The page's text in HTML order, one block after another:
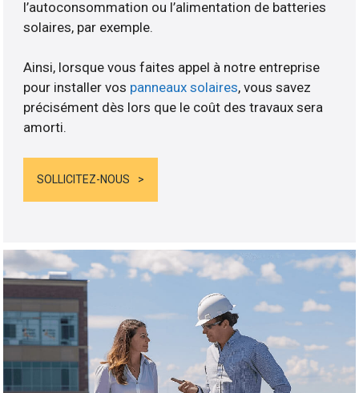
l’autoconsommation ou l’alimentation de batteries
solaires, par exemple.
Ainsi, lorsque vous faites appel à notre entreprise
pour installer vos panneaux solaires, vous savez
précisément dès lors que le coût des travaux sera
amorti.
SOLLICITEZ-NOUS